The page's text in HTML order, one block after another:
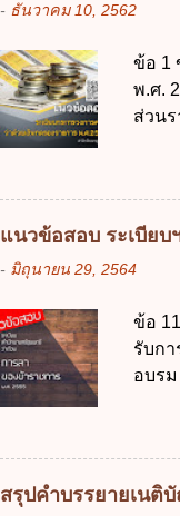
ง. 29
ควบ
ไม่มี
คุ้มค
- ธันวาคม 10, 2562
ข้อ 1
พ.ศ.
ส่วนร
ง. ส
จากง
เงินค
ราชก
สำรอ
แนวข้อสอบ ระเบียบ
- มิถุนายน 29, 2564
ข้อ
รับก
อบรม
ต้อง
ทำกา
วัน
ง. ล
สรุปคำบรรยายเนติ